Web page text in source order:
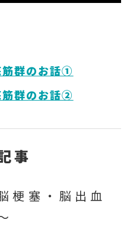
群のお話①
群のお話②
事
梗塞・脳出血